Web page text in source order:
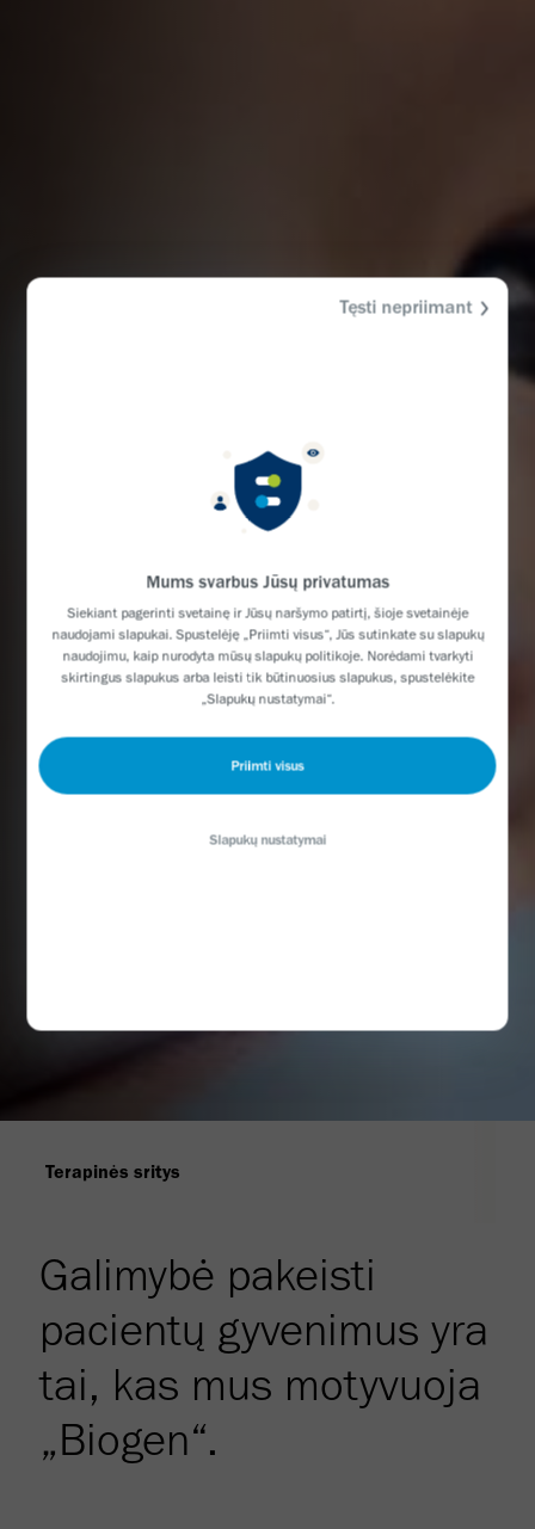
Mums svarbus Jūsų privatumas
Siekiant pagerinti svetainę ir Jūsų naršymo patirtį, šioje svetainėje
naudojami slapukai. Spustelėję „Priimti visus“, Jūs sutinkate su slapukų
naudojimu, kaip nurodyta mūsų slapukų politikoje. Norėdami tvarkyti
skirtingus slapukus arba leisti tik būtinuosius slapukus, spustelėkite
„Slapukų nustatymai“.
Priimti visus
Slapukų nustatymai
Tęsti nepriimant
Terapinės sritys
Galimybė pakeisti
pacientų gyvenimus yra
tai, kas mus motyvuoja
„Biogen“.